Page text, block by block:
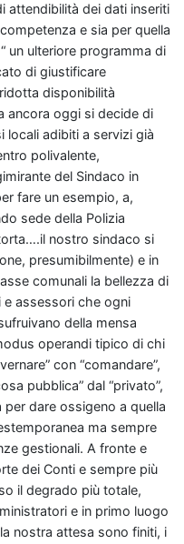
attendibilità dei dati inseriti
e sia per quella
un ulteriore programma di
di giustificare
disponibilità
ancora oggi si decide di
locali adibiti a servizi già
polivalente,
del Sindaco in
fare un esempio, a,
sede della Polizia
nostro sindaco si
presumibilmente) e in
comunali la bellezza di
e assessori che ogni
della mensa
operandi tipico di chi
con “comandare”,
pubblica” dal “privato”,
dare ossigeno a quella
ma sempre
gestionali. A fronte e
dei Conti e sempre più
il degrado più totale,
e in primo luogo
nostra attesa sono finiti, i